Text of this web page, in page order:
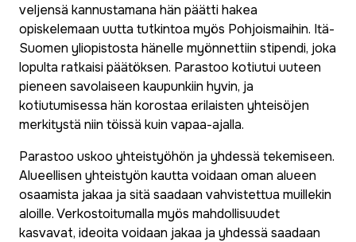
veljensä kannustamana hän päätti hakea
opiskelemaan uutta tutkintoa myös Pohjoismaihin. Itä-
Suomen yliopistosta hänelle myönnettiin stipendi, joka
lopulta ratkaisi päätöksen. Parastoo kotiutui uuteen
pieneen savolaiseen kaupunkiin hyvin, ja
kotiutumisessa hän korostaa erilaisten yhteisöjen
merkitystä niin töissä kuin vapaa-ajalla.
Parastoo uskoo yhteistyöhön ja yhdessä tekemiseen.
Alueellisen yhteistyön kautta voidaan oman alueen
osaamista jakaa ja sitä saadaan vahvistettua muillekin
aloille. Verkostoitumalla myös mahdollisuudet
kasvavat, ideoita voidaan jakaa ja yhdessä saadaan